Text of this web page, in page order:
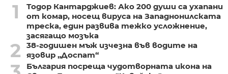
1
Тодор Кантарджиев: Ако 200 души са ухапани
от комар, носещ вируса на Западнонилската
треска, един развива тежко усложнение,
засягащо мозъка
2
38-годишен мъж изчезна във водите на
язовир „Доспат“
България посреща чудотворната икона на